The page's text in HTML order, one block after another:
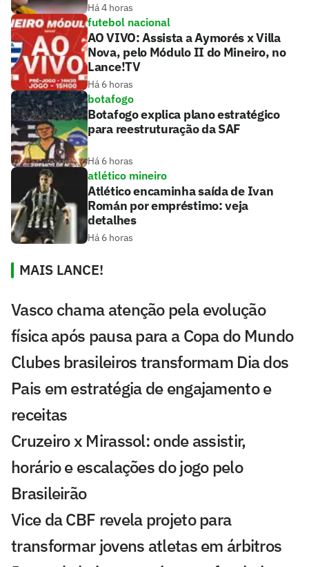
Há 4 horas
futebol nacional
AO VIVO: Assista a Aymorés x Villa
Nova, pelo Módulo II do Mineiro, no
Lance!TV
Há 6 horas
botafogo
Botafogo explica plano estratégico
para reestruturação da SAF
Há 6 horas
atlético mineiro
Atlético encaminha saída de Ivan
Román por empréstimo: veja
detalhes
Há 6 horas
MAIS LANCE!
Vasco chama atenção pela evolução
física após pausa para a Copa do Mundo
Clubes brasileiros transformam Dia dos
Pais em estratégia de engajamento e
receitas
Cruzeiro x Mirassol: onde assistir,
horário e escalações do jogo pelo
Brasileirão
Vice da CBF revela projeto para
transformar jovens atletas em árbitros